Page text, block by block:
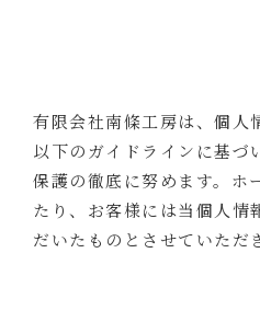
有限会社南條工房は、個人
以下のガイドラインに基づ
保護の徹底に努めます。ホ
たり、お客様には当個人情
だいたものとさせていただ